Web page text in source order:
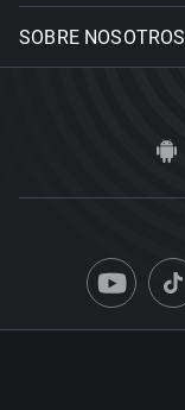
SOBRE NOSOTROS